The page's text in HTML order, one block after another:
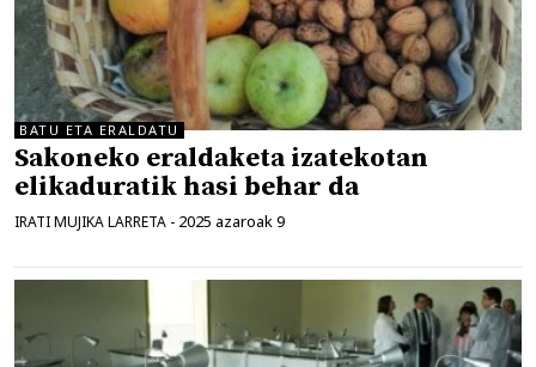
BATU ETA ERALDATU
Sakoneko eraldaketa izatekotan
elikaduratik hasi behar da
IRATI MUJIKA LARRETA - 2025 azaroak 9